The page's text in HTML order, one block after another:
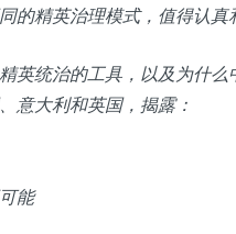
的精英治理模式，值得认真
英统治的工具，以及为什
意大利和英国，揭露：
能